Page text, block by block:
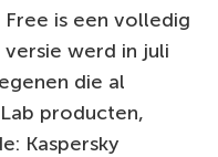
Free is een volledig
werd in juli
die al
producten,
Kaspersky